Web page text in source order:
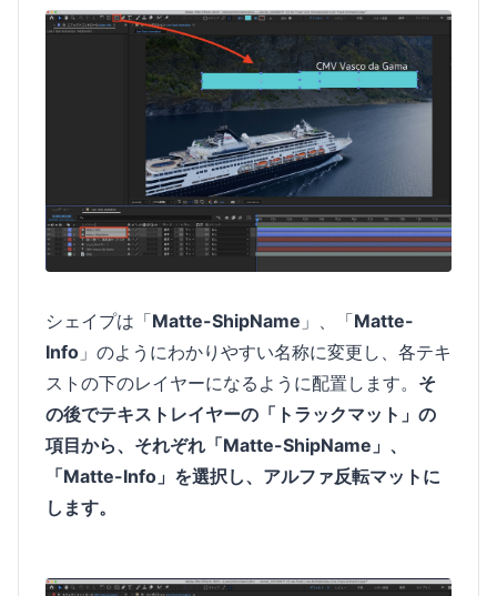
シェイプは「Matte-ShipName 」、「Matte-
Info 」のようにわかりやすい名称に変更し、各テキ
ストの下のレイヤーになるように配置します。 そ
の後でテキストレイヤーの「トラックマット」の
項目から、それぞれ「Matte-ShipName」、
「Matte-Info」を選択し、アルファ反転マットに
します。